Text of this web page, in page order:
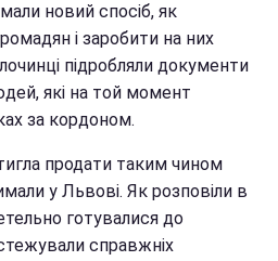
новий спосіб, як
і заробити на них
підробляли документи
які на той момент
за кордоном.
продати таким чином
у Львові. Як розповіли в
готувалися до
справжніх